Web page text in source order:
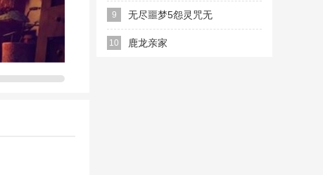
Sky（全物品无限季
蜡四级动作无限能
9 无尽噩梦5怨灵咒无
限灵魂内丹无敌版
10 鹿龙亲家